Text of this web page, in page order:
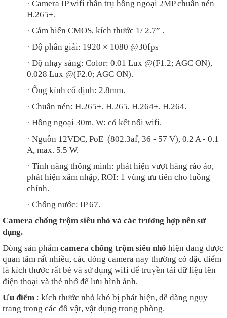
· Camera IP wifi thân trụ hồng ngoại 2MP chuẩn nén
H.265+.
· Cảm biến CMOS, kích thước 1/ 2.7” .
· Độ phân giải: 1920 × 1080 @30fps
· Độ nhạy sáng: Color: 0.01 Lux @(F1.2; AGC ON),
0.028 Lux @(F2.0; AGC ON).
· Ống kính cố định: 2.8mm.
· Chuẩn nén: H.265+, H.265, H.264+, H.264.
· Hồng ngoại 30m. W: có kết nối wifi.
· Nguồn 12VDC, PoE (802.3af, 36 - 57 V), 0.2 A - 0.1
A, max. 5.5 W.
· Tính năng thông minh: phát hiện vượt hàng rào ảo,
phát hiện xâm nhập, ROI: 1 vùng ưu tiên cho luồng
chính.
· Chống nước: IP 67.
Camera chống trộm siêu nhỏ và các trường hợp nên sử
dụng.
Dòng sản phẩm camera chống trộm siêu nhỏ hiện đang được
quan tâm rất nhiều, các dòng camera nay thường có đặc điểm
là kích thước rất bé và sử dụng wifi để truyền tải dữ liệu lên
điện thoại và thẻ nhớ để lưu hình ảnh.
Ưu điểm : kích thước nhỏ khó bị phát hiện, dễ dàng ngụy
trang trong các đồ vật, vật dụng trong phòng.